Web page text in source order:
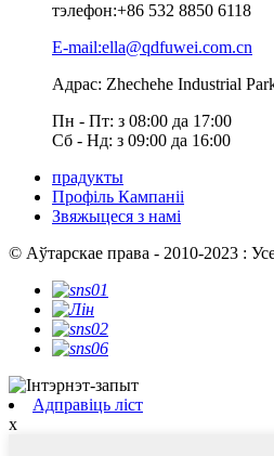
тэлефон:+86 532 8850 6118
E-mail:ella@qdfuwei.com.cn
Адрас: Zhechehe Industrial
Пн - Пт: з 08:00 да 17:00
Сб - Нд: з 09:00 да 16:00
прадукты
Профіль Кампаніі
Звяжыцеся з намі
© Аўтарскае права - 2010-2023 :
Адправіць ліст
x